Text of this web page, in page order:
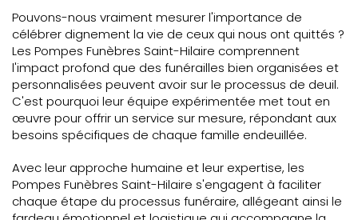
Pouvons-nous vraiment mesurer l'importance de
célébrer dignement la vie de ceux qui nous ont quittés ?
Les Pompes Funèbres Saint-Hilaire comprennent
l'impact profond que des funérailles bien organisées et
personnalisées peuvent avoir sur le processus de deuil.
C'est pourquoi leur équipe expérimentée met tout en
œuvre pour offrir un service sur mesure, répondant aux
besoins spécifiques de chaque famille endeuillée.
Avec leur approche humaine et leur expertise, les
Pompes Funèbres Saint-Hilaire s'engagent à faciliter
chaque étape du processus funéraire, allégeant ainsi le